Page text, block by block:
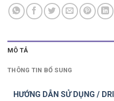
MÔ TẢ
THÔNG TIN BỔ SUNG
HƯỚNG DẪN SỬ DỤNG /